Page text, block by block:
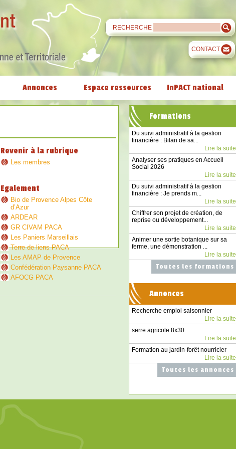
RECHERCHE
CONTACT
Annonces Espace ressources InPACT national
Revenir à la rubrique
Les membres
Egalement
Bio de Provence Alpes Côte
d’Azur
ARDEAR
GR CIVAM PACA
Les Paniers Marseillais
Terre de liens PACA
Les AMAP de Provence
Confédération Paysanne PACA
AFOCG PACA
Formations
Du suivi administratif à la gestion
financière : Bilan de sa...
Lire la suite
Analyser ses pratiques en Accueil
Social 2026
Lire la suite
Du suivi administratif à la gestion
financière : Je prends m...
Lire la suite
Chiffrer son projet de création, de
reprise ou développement...
Lire la suite
Animer une sortie botanique sur sa
ferme, une démonstration ...
Lire la suite
Toutes les formations
Annonces
Recherche emploi saisonnier
Lire la suite
serre agricole 8x30
Lire la suite
Formation au jardin-forêt nourricier
Lire la suite
Toutes les annonces